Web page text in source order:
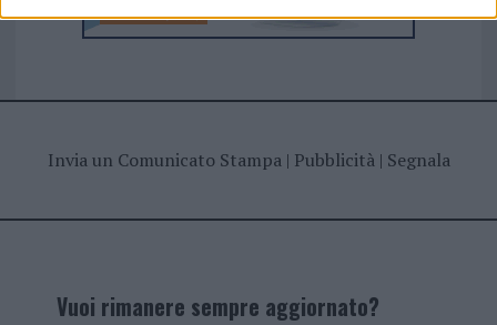
Invia un Comunicato Stampa| Pubblicità| Segnala
Vuoi rimanere sempre aggiornato?